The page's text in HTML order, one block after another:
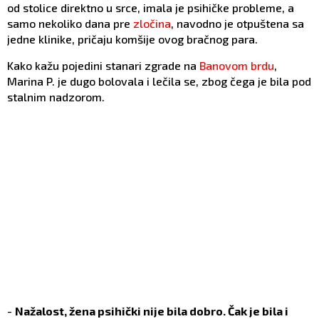
od stolice direktno u srce, imala je psihičke probleme, a
samo nekoliko dana pre zločina, navodno je otpuštena sa
jedne klinike, pričaju komšije ovog bračnog para.
Kako kažu pojedini stanari zgrade na Banovom brdu,
Marina P. je dugo bolovala i lečila se, zbog čega je bila pod
stalnim nadzorom.
- Nažalost, žena psihički nije bila dobro. Čak je bila i